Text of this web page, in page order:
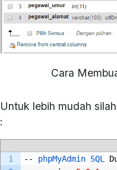
Cara
Untuk lebih mudah
:
1
-- phpMyAdmin SQL